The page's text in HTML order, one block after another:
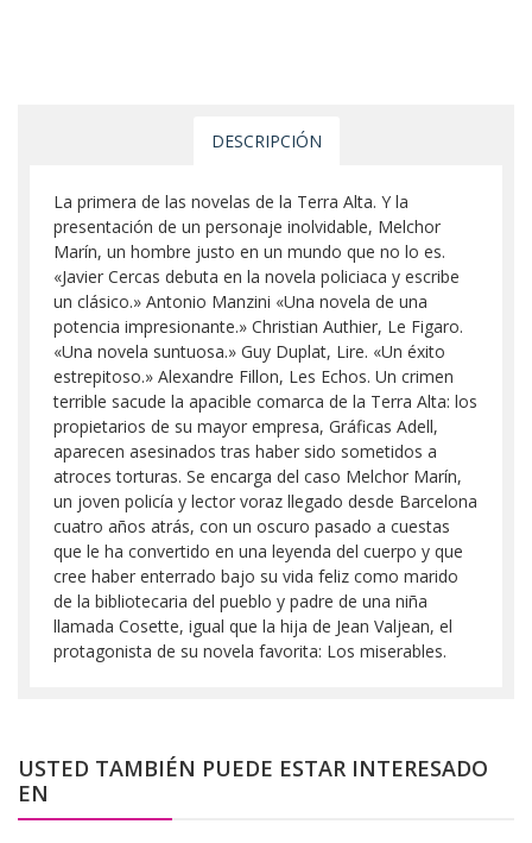
DESCRIPCIÓN
La primera de las novelas de la Terra Alta. Y la
presentación de un personaje inolvidable, Melchor
Marín, un hombre justo en un mundo que no lo es.
«Javier Cercas debuta en la novela policiaca y escribe
un clásico.» Antonio Manzini «Una novela de una
potencia impresionante.» Christian Authier, Le Figaro.
«Una novela suntuosa.» Guy Duplat, Lire. «Un éxito
estrepitoso.» Alexandre Fillon, Les Echos. Un crimen
terrible sacude la apacible comarca de la Terra Alta: los
propietarios de su mayor empresa, Gráficas Adell,
aparecen asesinados tras haber sido sometidos a
atroces torturas. Se encarga del caso Melchor Marín,
un joven policía y lector voraz llegado desde Barcelona
cuatro años atrás, con un oscuro pasado a cuestas
que le ha convertido en una leyenda del cuerpo y que
cree haber enterrado bajo su vida feliz como marido
de la bibliotecaria del pueblo y padre de una niña
llamada Cosette, igual que la hija de Jean Valjean, el
protagonista de su novela favorita: Los miserables.
USTED TAMBIÉN PUEDE ESTAR INTERESADO
EN